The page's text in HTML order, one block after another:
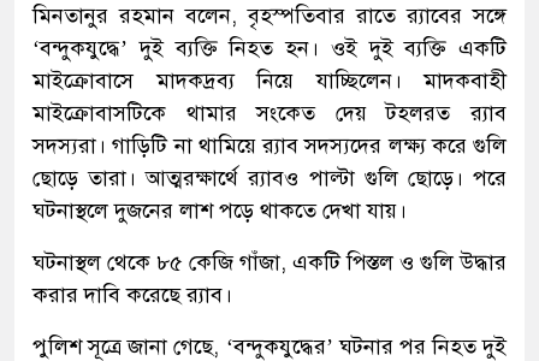
মিনতানুর রহমান বলেন, বৃহস্পতিবার রাতে র‍্যাবের সঙ্গে
‘বন্দুকযুদ্ধে’ দুই ব্যক্তি নিহত হন। ওই দুই ব্যক্তি একটি
মাইক্রোবাসে মাদকদ্রব্য নিয়ে যাচ্ছিলেন। মাদকবাহী
মাইক্রোবাসটিকে থামার সংকেত দেয় টহলরত র‍্যাব
সদস্যরা। গাড়িটি না থামিয়ে র‍্যাব সদস্যদের লক্ষ্য করে গুলি
ছোড়ে তারা। আত্মরক্ষার্থে র‍্যাবও পাল্টা গুলি ছোড়ে। পরে
ঘটনাস্থলে দুজনের লাশ পড়ে থাকতে দেখা যায়।
ঘটনাস্থল থেকে ৮৫ কেজি গাঁজা, একটি পিস্তল ও গুলি উদ্ধার
করার দাবি করেছে র‍্যাব।
পুলিশ সূত্রে জানা গেছে, ‘বন্দুকযুদ্ধের’ ঘটনার পর নিহত দুই